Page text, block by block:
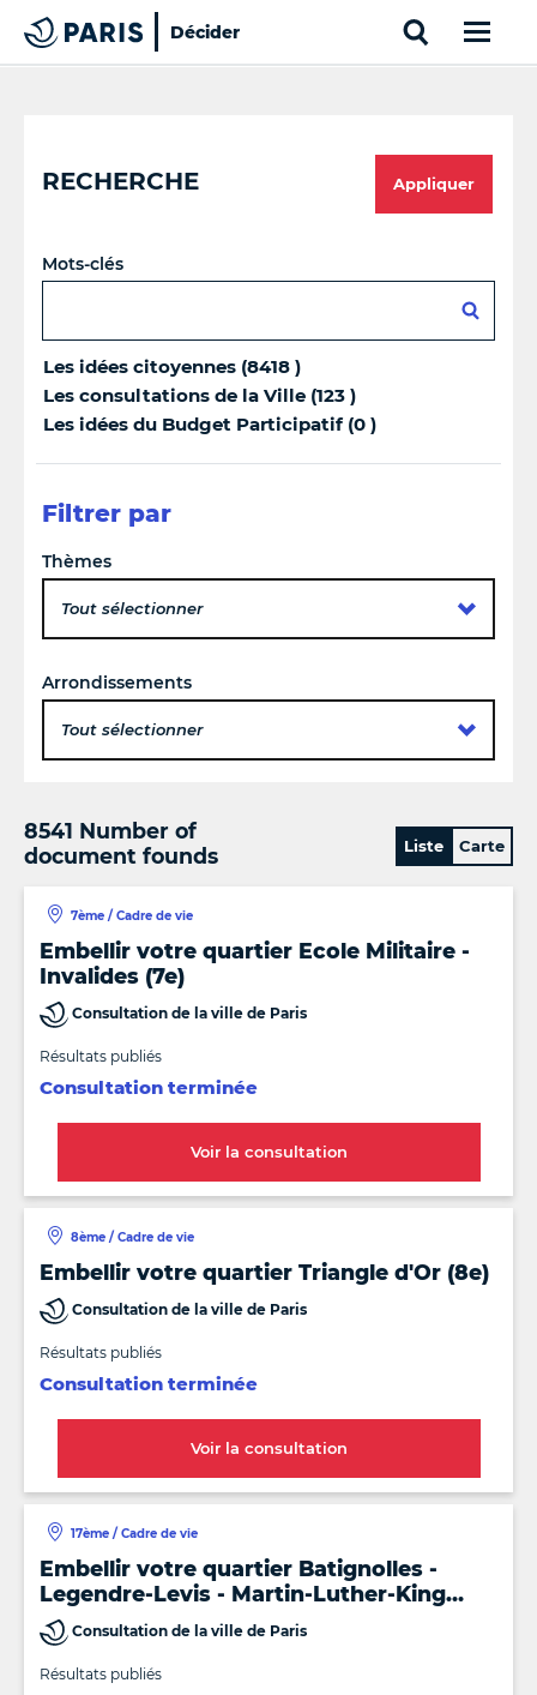
Paris
Décider
RECHERCHE Appliquer
Mots-clés
Les idées citoyennes (8418 )
Les consultations de la Ville (123 )
Les idées du Budget Participatif (0 )
Filtrer par
Thèmes
Tout sélectionner
Arrondissements
Tout sélectionner
8541 Number of
document founds
Liste Carte
Embellir votre quartier Ecole Militaire -
Invalides (7e)
7ème / Cadre de vie
Consultation de la ville de Paris
Résultats publiés
Consultation terminée
Voir la consultation
Embellir votre quartier Triangle d'Or (8e)
8ème / Cadre de vie
Consultation de la ville de Paris
Résultats publiés
Consultation terminée
Voir la consultation
Embellir votre quartier Batignolles -
Legendre-Levis - Martin-Luther-King
(17e)
17ème / Cadre de vie
Consultation de la ville de Paris
Résultats publiés